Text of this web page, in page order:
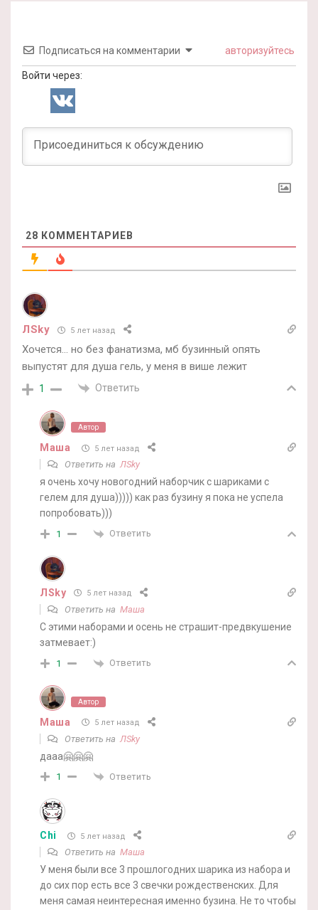
Подписаться на комментарии авторизуйтесь
Войти через:
28 КОММЕНТАРИЕВ
ЛSky 5 лет назад
Хочется… но без фанатизма, мб бузинный опять
выпустят для душа гель, у меня в више лежит
1 Ответить
Автор
Маша 5 лет назад
Ответить наЛSky
я очень хочу новогодний наборчик с шариками с
гелем для душа))))) как раз бузину я пока не успела
попробовать)))
1 Ответить
ЛSky 5 лет назад
Ответить на Маша
С этими наборами и осень не страшит-предвкушение
затмевает:)
1 Ответить
Автор
Маша 5 лет назад
Ответить на ЛSky
дааа🤗🤗🤗
1 Ответить
Chi 5 лет назад
Ответить на Маша
У меня были все 3 прошлогодних шарика из набора и
до сих пор есть все 3 свечки рождественских. Для
меня самая неинтересная именно бузина. Не то чтобы